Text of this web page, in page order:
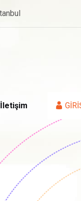
İletişim